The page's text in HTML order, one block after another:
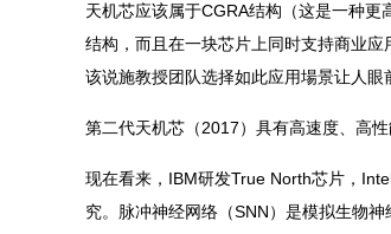
天机芯应该属于CGRA结构（这是一种
结构，而且在一块芯片上同时支持商业
该说施教授团队选择如此应用場景让人眼
第二代天机芯（2017）具有高速度、高
现在看来，IBM研发True North芯片，
究。脉冲神经网络（SNN）是模拟生物